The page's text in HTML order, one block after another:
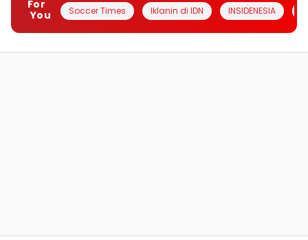
For
You
Soccer Times Iklanin di IDN INSIDENESIA